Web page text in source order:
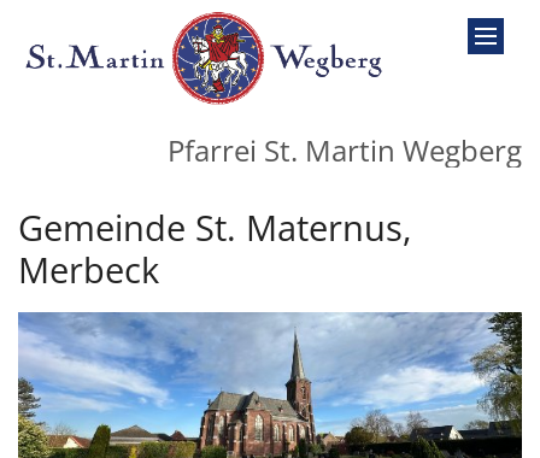
Zum Inhalt springen
Pfarrei St. Martin Wegberg
Gemeinde St. Maternus,
Merbeck